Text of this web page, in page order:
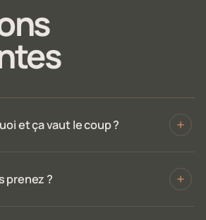
et ça vaut le coup ?
prenez ?